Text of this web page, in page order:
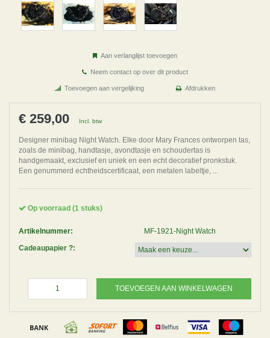
Aan verlanglijst toevoegen
Neem contact op over dit product
Toevoegen aan vergelijking Afdrukken
€ 259,00 Incl. btw
Designer minibag Night Watch. Elke door Mary Frances ontworpen tas,
zoals de minibag, handtasje, avondtasje en schoudertas is
handgemaakt, exclusief en uniek en een echt decoratief pronkstuk.
Een genummerd echtheidscertificaat, een metalen labeltje, ...
Op voorraad (1 stuks)
Artikelnummer:
MF-1921-Night Watch
Cadeaupapier ?:
TOEVOEGEN AAN WINKELWAGEN